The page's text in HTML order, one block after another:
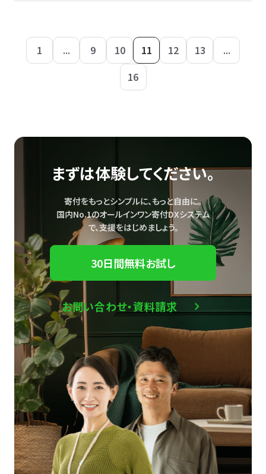
1 ... 9 10 11 12 13
...
16
まずは体験してください。
寄付をもっとシンプルに、もっと自由に。
国内No.1のオールインワン寄付DXシステム
で、支援をはじめましょう。
30日間無料お試し
お問い合わせ・資料請求